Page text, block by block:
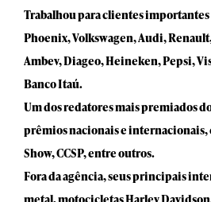
Trabalhou para clientes
Phoenix, Volkswagen, Audi,
Ambev, Diageo, Heineken, Pepsi,
Banco Itaú.
Um dos redatores mais premiados
prêmios nacionais e internacionais,
Show, CCSP, entre outros.
Fora da agência, seus principais